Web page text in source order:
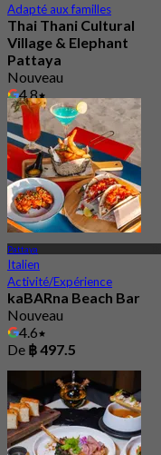
Adapté aux familles
Thai Thani Cultural
Village & Elephant
Pattaya
Nouveau
4.8
De฿ 499
Pattaya
Italien
Activité/Expérience
kaBARna Beach Bar
Nouveau
4.6
De ฿ 497.5